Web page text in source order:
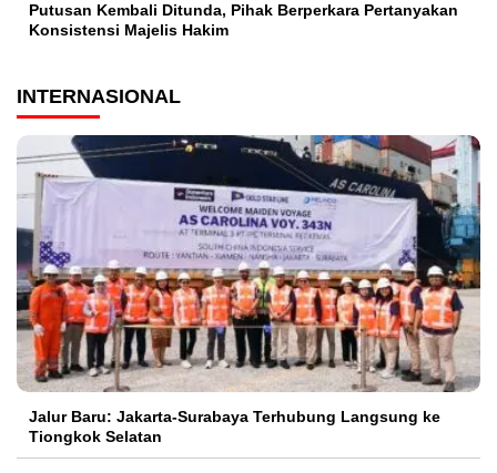
Putusan Kembali Ditunda, Pihak Berperkara Pertanyakan
Konsistensi Majelis Hakim
INTERNASIONAL
Jalur Baru: Jakarta-Surabaya Terhubung Langsung ke
Tiongkok Selatan